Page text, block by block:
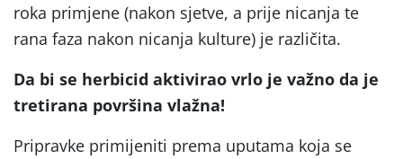
roka primjene (nakon sjetve, a prije nicanja te
rana faza nakon nicanja kulture) je različita.
Da bi se herbicid aktivirao vrlo je važno da je
tretirana površina vlažna!
Pripravke primijeniti prema uputama koja se